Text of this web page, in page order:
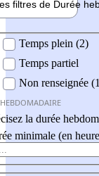
filtres de Durée
Temps plein (2)
Temps partiel
Non renseignée
la durée
minimale (en